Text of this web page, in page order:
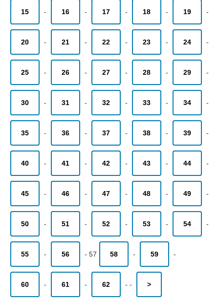
15 - 16 - 17 - 18 - 19 -
20 - 21 - 22 - 23 - 24 -
25 - 26 - 27 - 28 - 29 -
30 - 31 - 32 - 33 - 34 -
35 - 36 - 37 - 38 - 39 -
40 - 41 - 42 - 43 - 44 -
45 - 46 - 47 - 48 - 49 -
50 - 51 - 52 - 53 - 54 -
55 - 56 - 57 58 - 59 -
60 - 61 - 62 - - >